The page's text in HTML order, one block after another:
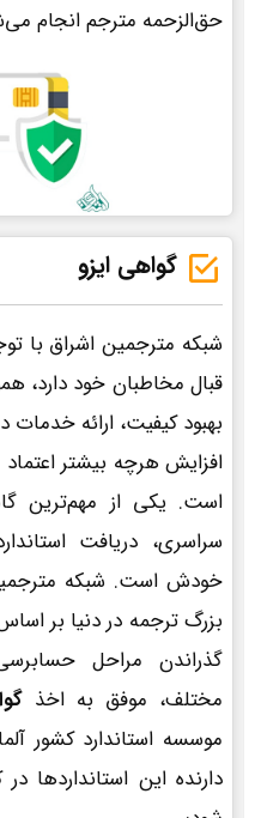
حق‌الزحمه مترجم انجام
گواهی ایزو
شبکه مترجمین اشراق با
قبال مخاطبان خود دارد،
بهبود کیفیت، ارائه خدمات
افزایش هرچه بیشتر
است. یکی از مهم‌ترین
سراسری، دریافت
خودش است. شبکه
بزرگ ترجمه در دنیا بر
گذراندن مراحل
مختلف، موفق به اخذ
موسسه استاندارد کشور
دارنده این استانداردها